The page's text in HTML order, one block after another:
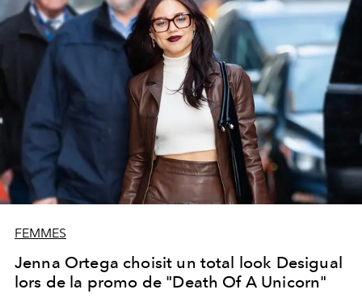
FEMMES
Jenna Ortega choisit un total look Desigual
lors de la promo de "Death Of A Unicorn"